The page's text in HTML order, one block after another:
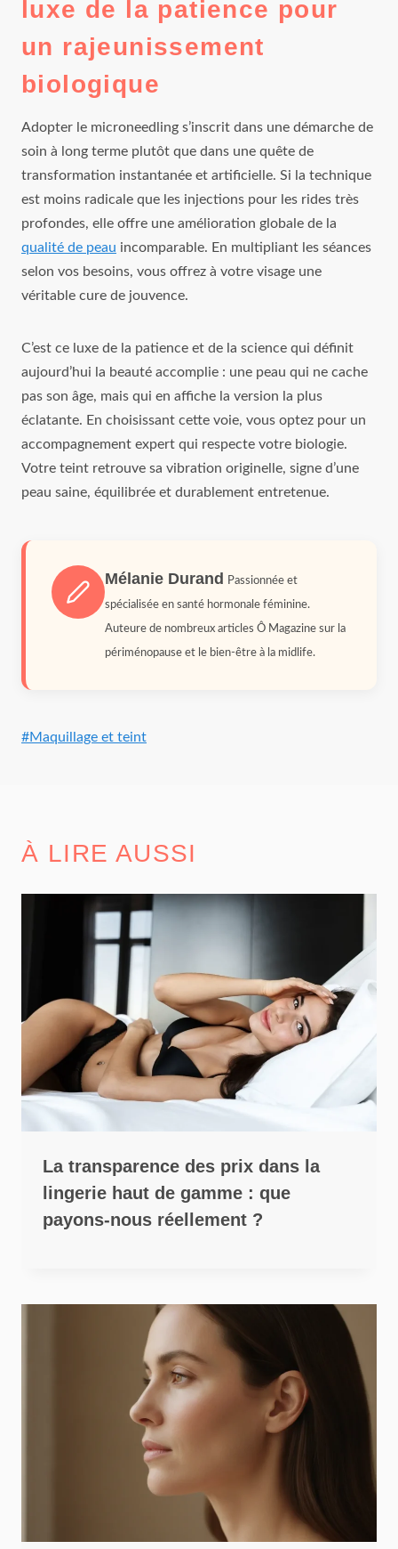
luxe de la patience pour
un rajeunissement
biologique
Adopter le microneedling s’inscrit dans une démarche de
soin à long terme plutôt que dans une quête de
transformation instantanée et artificielle. Si la technique
est moins radicale que les injections pour les rides très
profondes, elle offre une amélioration globale de la
qualité de peau incomparable. En multipliant les séances
selon vos besoins, vous offrez à votre visage une
véritable cure de jouvence.
C’est ce luxe de la patience et de la science qui définit
aujourd’hui la beauté accomplie : une peau qui ne cache
pas son âge, mais qui en affiche la version la plus
éclatante. En choisissant cette voie, vous optez pour un
accompagnement expert qui respecte votre biologie.
Votre teint retrouve sa vibration originelle, signe d’une
peau saine, équilibrée et durablement entretenue.
Mélanie Durand Passionnée et
spécialisée en santé hormonale féminine.
Auteure de nombreux articles Ô Magazine sur la
périménopause et le bien-être à la midlife.
Étiquettes
#Maquillage et teint
À LIRE AUSSI
La transparence des prix dans la
lingerie haut de gamme : que
payons-nous réellement ?